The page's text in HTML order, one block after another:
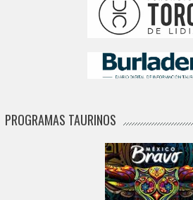
PROGRAMAS TAURINOS